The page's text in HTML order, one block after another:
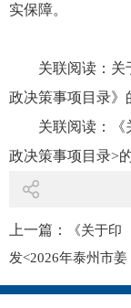
实保障。
关联阅读： 关
政决策事项目录》
关联阅读：
政决策事项目录>
上一篇：
《关于印
发<2026年泰州市姜
堰区政府重大行政决